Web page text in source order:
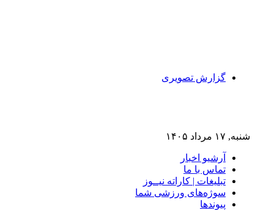
گزارش تصویری
شنبه, ۱۷ مرداد ۱۴۰۵
آرشیو اخبار
تماس‌ با‌ ما
تبلیغات | کاراته نیــوز
سوژه‌های ورزشی شما
پیوندها